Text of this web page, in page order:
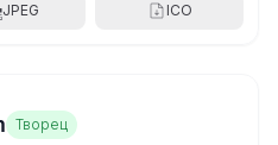
JPEG ICO
Творец